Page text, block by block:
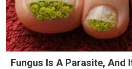
Fungus Is A Parasite, And